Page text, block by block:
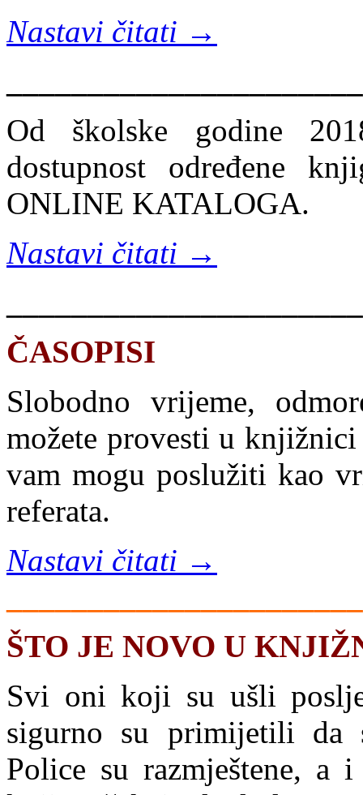
Nastavi čitati →
Od školske godine
dostupnost određene
ONLINE KATALOGA.
Nastavi čitati →
ČASOPISI
Slobodno vrijeme,
možete provesti u
vam mogu poslužiti kao
referata.
Nastavi čitati →
ŠTO JE NOVO U
Svi oni koji su ušli
sigurno su primijetili da
Police su razmještene, a